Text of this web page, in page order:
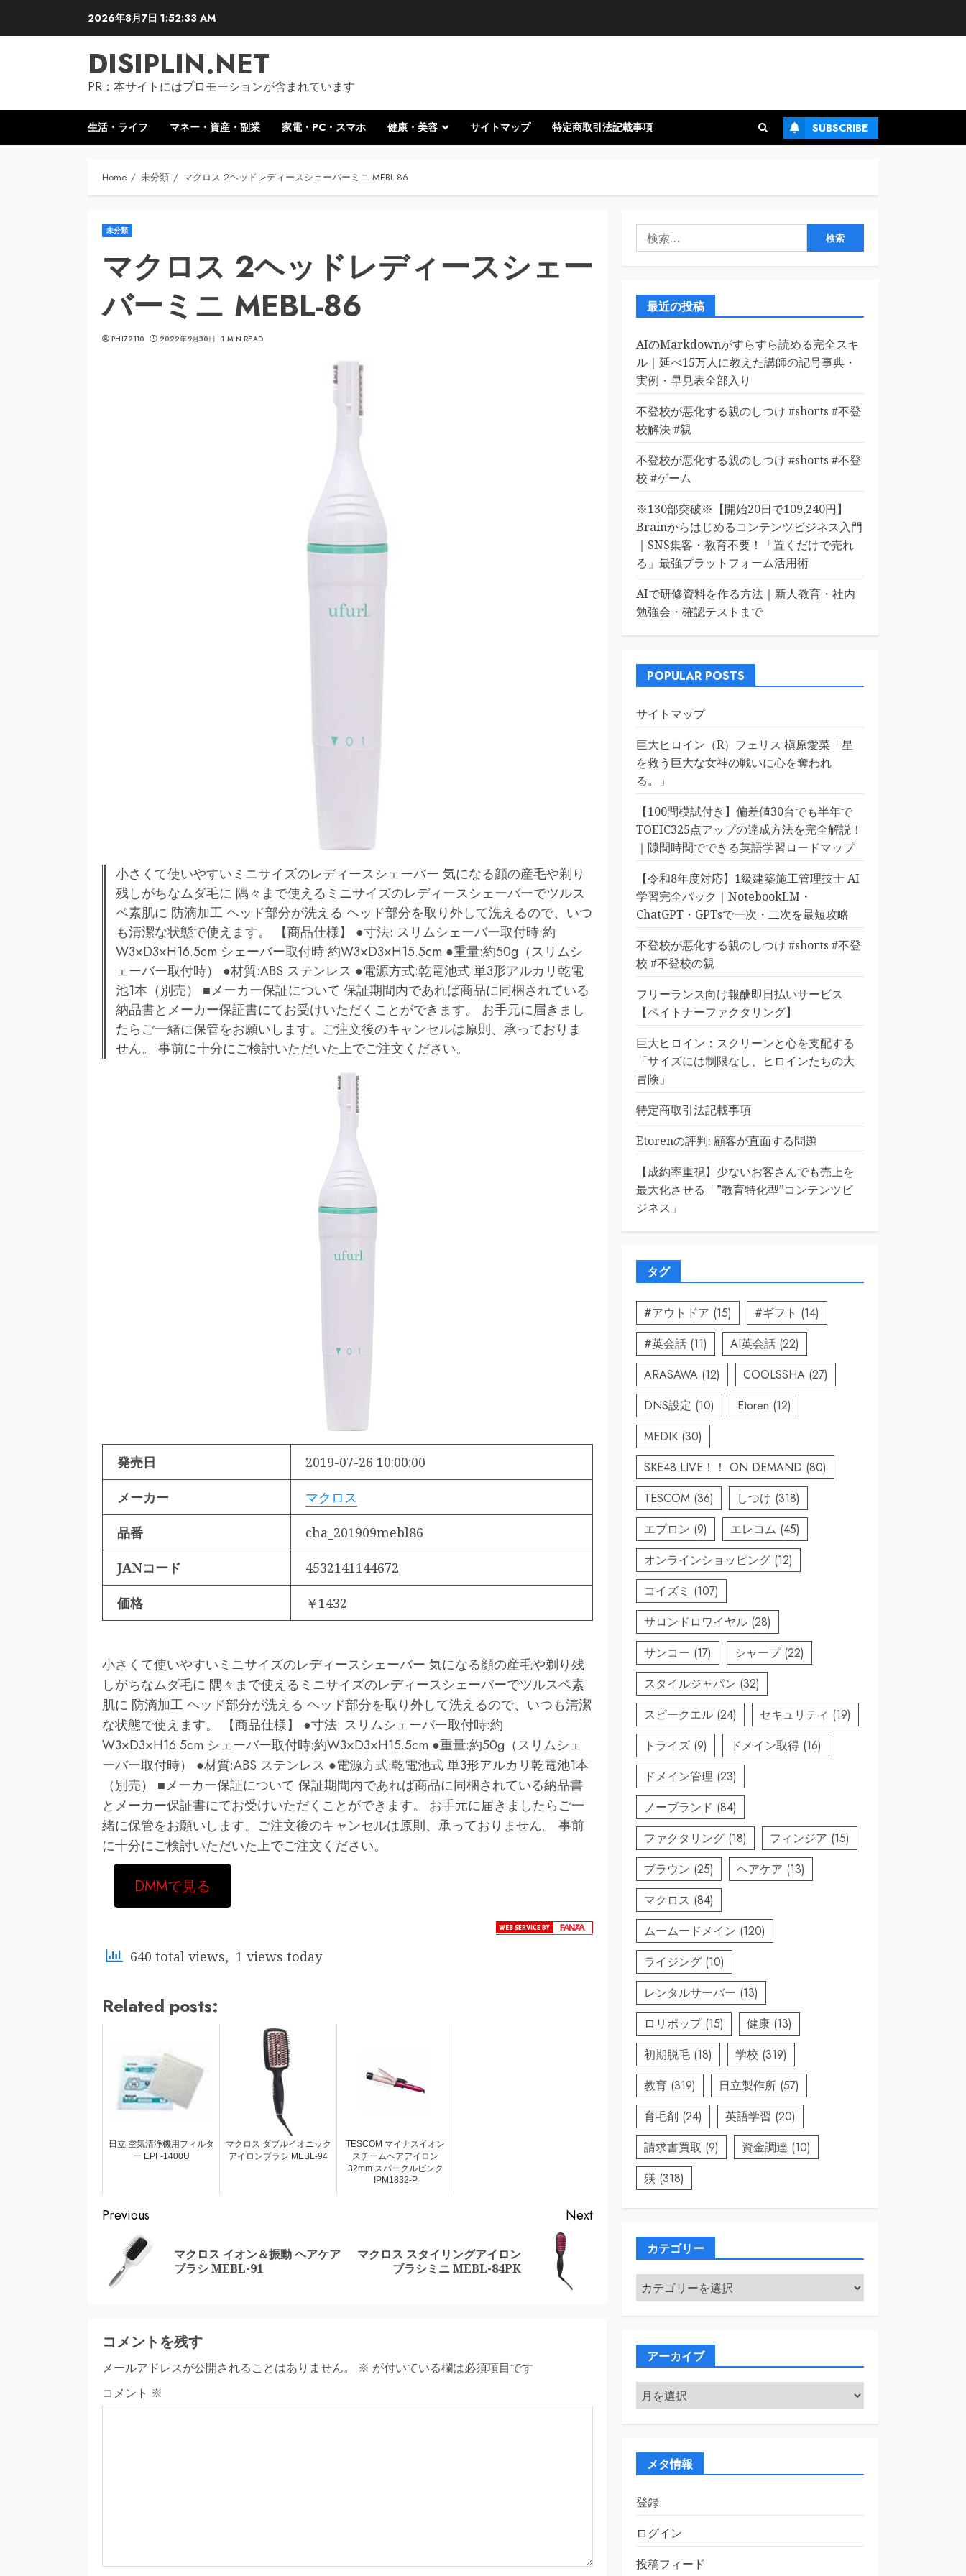
2026年8月7日 1:52:34 AM
DISIPLIN.NET
PR：本サイトにはプロモーションが含まれています
生活・ライフ マネー・資産・副業 家電・PC・スマホ 健康・美容 サイトマップ 特定商取引法記載事項 SUBSCRIBE
Home 未分類 マクロス 2ヘッドレディースシェーバーミニ MEBL-86
未分類
マクロス 2ヘッドレディースシェー
バーミニ MEBL-86
PHI72110 2022年9月30日 1 MIN READ
小さくて使いやすいミニサイズのレディースシェーバー 気になる顔の産毛や剃り
残しがちなムダ毛に 隅々まで使えるミニサイズのレディースシェーバーでツルス
ベ素肌に 防滴加工 ヘッド部分が洗える ヘッド部分を取り外して洗えるので、いつ
も清潔な状態で使えます。 【商品仕様】 ●寸法: スリムシェーバー取付時:約
W3×D3×H16.5cm シェーバー取付時:約W3×D3×H15.5cm ●重量:約50g（スリムシ
ェーバー取付時） ●材質:ABS ステンレス ●電源方式:乾電池式 単3形アルカリ乾電
池1本（別売） ■メーカー保証について 保証期間内であれば商品に同梱されている
納品書とメーカー保証書にてお受けいただくことができます。 お手元に届きまし
たらご一緒に保管をお願いします。ご注文後のキャンセルは原則、承っておりま
せん。 事前に十分にご検討いただいた上でご注文ください。
発売日 2019-07-26 10:00:00
メーカー マクロス
品番 cha_201909mebl86
JANコード 4532141144672
価格 ￥1432
小さくて使いやすいミニサイズのレディースシェーバー 気になる顔の産毛や剃り残
しがちなムダ毛に 隅々まで使えるミニサイズのレディースシェーバーでツルスベ素
肌に 防滴加工 ヘッド部分が洗える ヘッド部分を取り外して洗えるので、いつも清潔
な状態で使えます。 【商品仕様】 ●寸法: スリムシェーバー取付時:約
W3×D3×H16.5cm シェーバー取付時:約W3×D3×H15.5cm ●重量:約50g（スリムシェ
ーバー取付時） ●材質:ABS ステンレス ●電源方式:乾電池式 単3形アルカリ乾電池1本
（別売） ■メーカー保証について 保証期間内であれば商品に同梱されている納品書
とメーカー保証書にてお受けいただくことができます。 お手元に届きましたらご一
緒に保管をお願いします。ご注文後のキャンセルは原則、承っておりません。 事前
に十分にご検討いただいた上でご注文ください。
DMMで見る
640 total views, 1 views today
Related posts:
日立 空気清浄機用フィルタ
ー EPF-1400U
マクロス ダブルイオニック
アイロンブラシ MEBL-94
TESCOM マイナスイオン
スチームヘアアイロン
32mm スパークルピンク
IPM1832-P
Continue
Reading
Previous
Previous
マクロス イオン＆振動 ヘアケア
ブラシ MEBL-91
Next
Next
マクロス スタイリングアイロン
ブラシミニ MEBL-84PK
コメントを残す
メールアドレスが公開されることはありません。 ※ が付いている欄は必須項目です
コメント ※
検
索:
最近の投稿
AIのMarkdownがすらすら読める完全スキ
ル｜延べ15万人に教えた講師の記号事典・
実例・早見表全部入り
不登校が悪化する親のしつけ #shorts #不登
校解決 #親
不登校が悪化する親のしつけ #shorts #不登
校 #ゲーム
※130部突破※【開始20日で109,240円】
Brainからはじめるコンテンツビジネス入門
｜SNS集客・教育不要！「置くだけで売れ
る」最強プラットフォーム活用術
AIで研修資料を作る方法｜新人教育・社内
勉強会・確認テストまで
POPULAR POSTS
サイトマップ
巨大ヒロイン（R）フェリス 槇原愛菜「星
を救う巨大な女神の戦いに心を奪われ
る。」
【100問模試付き】偏差値30台でも半年で
TOEIC325点アップの達成方法を完全解説！
｜隙間時間でできる英語学習ロードマップ
【令和8年度対応】1級建築施工管理技士 AI
学習完全パック｜NotebookLM・
ChatGPT・GPTsで一次・二次を最短攻略
不登校が悪化する親のしつけ #shorts #不登
校 #不登校の親
フリーランス向け報酬即日払いサービス
【ペイトナーファクタリング】
巨大ヒロイン：スクリーンと心を支配する
「サイズには制限なし、ヒロインたちの大
冒険」
特定商取引法記載事項
Etorenの評判: 顧客が直面する問題
【成約率重視】少ないお客さんでも売上を
最大化させる「”教育特化型”コンテンツビ
ジネス」
タグ
#アウトドア (15) #ギフト (14)
#英会話 (11) AI英会話 (22)
ARASAWA (12) COOLSSHA (27)
DNS設定 (10) Etoren (12)
MEDIK (30)
SKE48 LIVE！！ ON DEMAND (80)
TESCOM (36) しつけ (318)
エプロン (9) エレコム (45)
オンラインショッピング (12)
コイズミ (107)
サロンドロワイヤル (28)
サンコー (17) シャープ(22)
スタイルジャパン (32)
スピークエル (24) セキュリティ (19)
トライズ (9) ドメイン取得 (16)
ドメイン管理 (23)
ノーブランド (84)
ファクタリング (18) フィンジア (15)
ブラウン (25) ヘアケア (13)
マクロス (84)
ムームードメイン (120)
ライジング (10)
レンタルサーバー (13)
ロリポップ(15) 健康 (13)
初期脱毛 (18) 学校 (319)
教育 (319) 日立製作所 (57)
育毛剤 (24) 英語学習 (20)
請求書買取 (9) 資金調達 (10)
躾 (318)
カテゴリー
カ
テ
ゴ
アーカイブ
ア
ー
カ
メタ情報
登録
ログイン
投稿フィード